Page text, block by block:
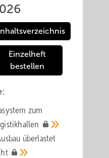
Inhaltsverzeichnis
Einzelheft
bestellen
zum
über­lastet